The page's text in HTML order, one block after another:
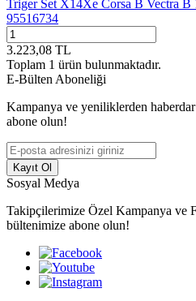
Triger Set X14Xe Corsa B Vectra B
95516734
3.223,08 TL
Toplam 1 ürün bulunmaktadır.
E-Bülten Aboneliği
Kampanya ve yeniliklerden
abone olun!
Kayıt Ol
Sosyal Medya
Takipçilerimize Özel Kampanya ve
bültenimize abone olun!